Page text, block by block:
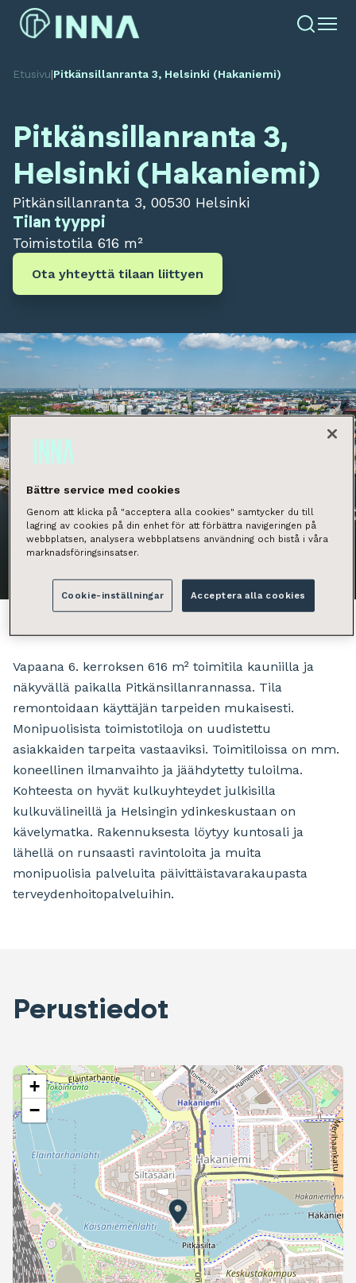
Etusivu|Pitkänsillanranta 3, Helsinki (Hakaniemi)
Pitkänsillanranta 3,
Helsinki (Hakaniemi)
Pitkänsillanranta 3, 00530 Helsinki
Tilan tyyppi
Toimistotila 616 m²
Ota yhteyttä tilaan liittyen
Näytä kaikki kuvat
Vapaana 6. kerroksen 616 m² toimitila kauniilla ja
näkyvällä paikalla Pitkänsillanrannassa. Tila
remontoidaan käyttäjän tarpeiden mukaisesti.
Monipuolisista toimistotiloja on uudistettu
asiakkaiden tarpeita vastaaviksi. Toimitiloissa on mm.
koneellinen ilmanvaihto ja jäähdytetty tuloilma.
Kohteesta on hyvät kulkuyhteydet julkisilla
kulkuvälineillä ja Helsingin ydinkeskustaan on
kävelymatka. Rakennuksesta löytyy kuntosali ja
lähellä on runsaasti ravintoloita ja muita
monipuolisia palveluita päivittäistavarakaupasta
terveydenhoitopalveluihin.
Perustiedot
+
−
Bättre service med cookies
Genom att klicka på "acceptera alla cookies" samtycker du till
lagring av cookies på din enhet för att förbättra navigeringen på
webbplatsen, analysera webbplatsens användning och bistå i våra
marknadsföringsinsatser.
Cookie-inställningar Acceptera alla cookies